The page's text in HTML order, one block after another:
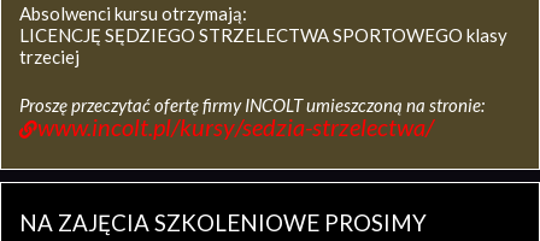
Absolwenci kursu otrzymają:
LICENCJĘ SĘDZIEGO STRZELECTWA SPORTOWEGO klasy
trzeciej
Proszę przeczytać ofertę firmy INCOLT umieszczoną na stronie:
www.incolt.pl/kursy/sedzia-strzelectwa/
NA ZAJĘCIA SZKOLENIOWE PROSIMY